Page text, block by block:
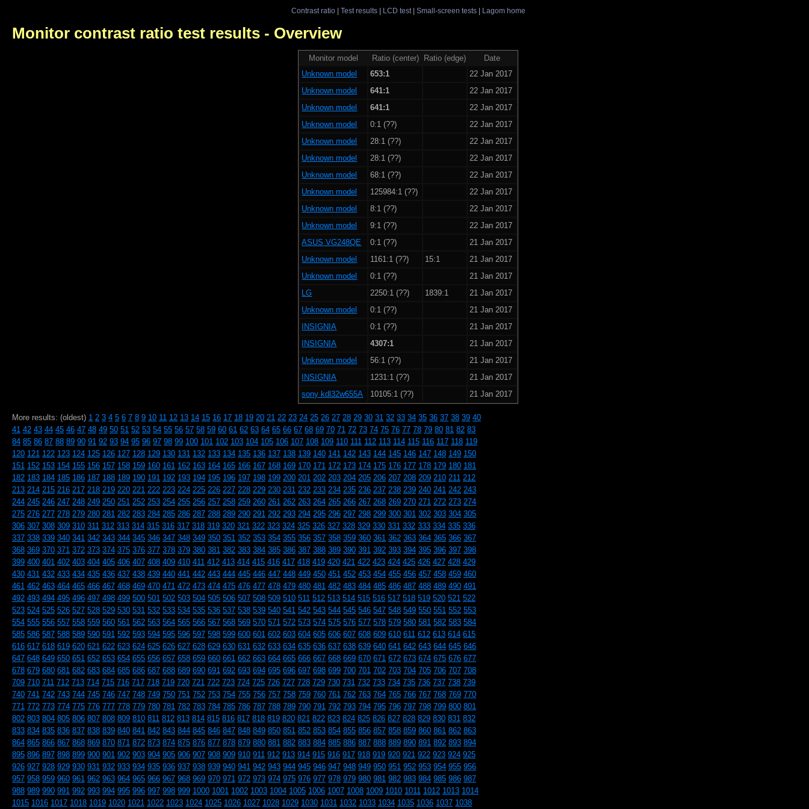
Contrast ratio| Test results| LCD test| Small-screen tests| Lagom home
Monitor contrast ratio test results - Overview
Monitor model Ratio (center) Ratio (edge)
Date
Unknown model
653:1
22 Jan 2017
Unknown model
641:1
22 Jan 2017
Unknown model
641:1
22 Jan 2017
Unknown model
0:1 (??)
22 Jan 2017
Unknown model
28:1 (??)
22 Jan 2017
Unknown model
28:1 (??)
22 Jan 2017
Unknown model
68:1 (??)
22 Jan 2017
Unknown model
125984:1 (??)
22 Jan 2017
Unknown model
8:1 (??)
22 Jan 2017
Unknown model
9:1 (??)
22 Jan 2017
ASUS VG248QE
0:1 (??)
21 Jan 2017
Unknown model
1161:1 (??) 15:1
21 Jan 2017
Unknown model
0:1 (??)
21 Jan 2017
LG
2250:1 (??) 1839:1
21 Jan 2017
Unknown model
0:1 (??)
21 Jan 2017
INSIGNIA
0:1 (??)
21 Jan 2017
INSIGNIA
4307:1
21 Jan 2017
Unknown model
56:1 (??)
21 Jan 2017
INSIGNIA
1231:1 (??)
21 Jan 2017
sony kdl32w655A
10105:1 (??) 21 Jan 2017
More results: (oldest) 1 2 3 4 5 6 7 8 9 10 11 12 13 14 15 16 17 18 19 20 21 22 23 24 25 26 27 28 29 30 31 32 33 34 35 36 37 38 39 40
41 42 43 44 45 46 47 48 49 50 51 52 53 54 55 56 57 58 59 60 61 62 63 64 65 66 67 68 69 70 71 72 73 74 75 76 77 78 79 80 81 82 83
84 85 86 87 88 89 90 91 92 93 94 95 96 97 98 99 100 101 102 103 104 105 106 107 108 109 110 111 112 113 114 115 116 117 118 119
120 121 122 123 124 125 126 127 128 129 130 131 132 133 134 135 136 137 138 139 140 141 142 143 144 145 146 147 148 149 150
151 152 153 154 155 156 157 158 159 160 161 162 163 164 165 166 167 168 169 170 171 172 173 174 175 176 177 178 179 180 181
182 183 184 185 186 187 188 189 190 191 192 193 194 195 196 197 198 199 200 201 202 203 204 205 206 207 208 209 210 211 212
213 214 215 216 217 218 219 220 221 222 223 224 225 226 227 228 229 230 231 232 233 234 235 236 237 238 239 240 241 242 243
244 245 246 247 248 249 250 251 252 253 254 255 256 257 258 259 260 261 262 263 264 265 266 267 268 269 270 271 272 273 274
275 276 277 278 279 280 281 282 283 284 285 286 287 288 289 290 291 292 293 294 295 296 297 298 299 300 301 302 303 304 305
306 307 308 309 310 311 312 313 314 315 316 317 318 319 320 321 322 323 324 325 326 327 328 329 330 331 332 333 334 335 336
337 338 339 340 341 342 343 344 345 346 347 348 349 350 351 352 353 354 355 356 357 358 359 360 361 362 363 364 365 366 367
368 369 370 371 372 373 374 375 376 377 378 379 380 381 382 383 384 385 386 387 388 389 390 391 392 393 394 395 396 397 398
399 400 401 402 403 404 405 406 407 408 409 410 411 412 413 414 415 416 417 418 419 420 421 422 423 424 425 426 427 428 429
430 431 432 433 434 435 436 437 438 439 440 441 442 443 444 445 446 447 448 449 450 451 452 453 454 455 456 457 458 459 460
461 462 463 464 465 466 467 468 469 470 471 472 473 474 475 476 477 478 479 480 481 482 483 484 485 486 487 488 489 490 491
492 493 494 495 496 497 498 499 500 501 502 503 504 505 506 507 508 509 510 511 512 513 514 515 516 517 518 519 520 521 522
523 524 525 526 527 528 529 530 531 532 533 534 535 536 537 538 539 540 541 542 543 544 545 546 547 548 549 550 551 552 553
554 555 556 557 558 559 560 561 562 563 564 565 566 567 568 569 570 571 572 573 574 575 576 577 578 579 580 581 582 583 584
585 586 587 588 589 590 591 592 593 594 595 596 597 598 599 600 601 602 603 604 605 606 607 608 609 610 611 612 613 614 615
616 617 618 619 620 621 622 623 624 625 626 627 628 629 630 631 632 633 634 635 636 637 638 639 640 641 642 643 644 645 646
647 648 649 650 651 652 653 654 655 656 657 658 659 660 661 662 663 664 665 666 667 668 669 670 671 672 673 674 675 676 677
678 679 680 681 682 683 684 685 686 687 688 689 690 691 692 693 694 695 696 697 698 699 700 701 702 703 704 705 706 707 708
709 710 711 712 713 714 715 716 717 718 719 720 721 722 723 724 725 726 727 728 729 730 731 732 733 734 735 736 737 738 739
740 741 742 743 744 745 746 747 748 749 750 751 752 753 754 755 756 757 758 759 760 761 762 763 764 765 766 767 768 769 770
771 772 773 774 775 776 777 778 779 780 781 782 783 784 785 786 787 788 789 790 791 792 793 794 795 796 797 798 799 800 801
802 803 804 805 806 807 808 809 810 811 812 813 814 815 816 817 818 819 820 821 822 823 824 825 826 827 828 829 830 831 832
833 834 835 836 837 838 839 840 841 842 843 844 845 846 847 848 849 850 851 852 853 854 855 856 857 858 859 860 861 862 863
864 865 866 867 868 869 870 871 872 873 874 875 876 877 878 879 880 881 882 883 884 885 886 887 888 889 890 891 892 893 894
895 896 897 898 899 900 901 902 903 904 905 906 907 908 909 910 911 912 913 914 915 916 917 918 919 920 921 922 923 924 925
926 927 928 929 930 931 932 933 934 935 936 937 938 939 940 941 942 943 944 945 946 947 948 949 950 951 952 953 954 955 956
957 958 959 960 961 962 963 964 965 966 967 968 969 970 971 972 973 974 975 976 977 978 979 980 981 982 983 984 985 986 987
988 989 990 991 992 993 994 995 996 997 998 999 1000 1001 1002 1003 1004 1005 1006 1007 1008 1009 1010 1011 1012 1013 1014
1015 1016 1017 1018 1019 1020 1021 1022 1023 1024 1025 1026 1027 1028 1029 1030 1031 1032 1033 1034 1035 1036 1037 1038